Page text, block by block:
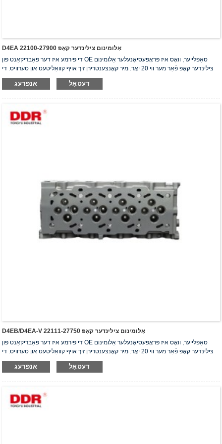
D4EA אַלומינום צילינדער קאָפּ 22100-27900
די פירמע איז דער פאַבריקאַנט פון OE סאַפּלייער, וואָס איז פּראָפעסיאָנעלער אַלומינום
צילינדער קאָפּ פֿאַר מער ווי 20 יאָר. מיר קאָנצענטרירן זיך אויף קוואַליטעט און סערוויס. די
צילינדער קאָפּ האָבן באַקומען די ISO16949 אויטענטיפֿיקאַציע סערטיפֿיקאַט, "דער
הויך-פאַרזיגלטער צילינדער קאָפּ", "די לאַנגע נוצלעכקייט פון צילינדער קאָפּ" און די אַנדערע
אָנפֿרעג דעטאַל
D4EB/D4EA-V אַלומינום צילינדער קאָפּ 22111-27750
די פירמע איז דער פאַבריקאַנט פון OE סאַפּלייער, וואָס איז פּראָפעסיאָנעלער אַלומינום
צילינדער קאָפּ פֿאַר מער ווי 20 יאָר. מיר קאָנצענטרירן זיך אויף קוואַליטעט און סערוויס. די
צילינדער קאָפּ האָבן באַקומען די ISO16949 אויטענטיפֿיקאַציע סערטיפֿיקאַט, "דער
הויך-פאַרזיגלטער צילינדער קאָפּ", "די לאַנגע נוצלעכקייט פון צילינדער קאָפּ" און די אַנדערע
אָנפֿרעג דעטאַל